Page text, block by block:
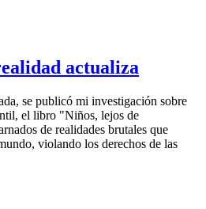
actualiza
se publicó mi investigación sobre
el libro "Niños, lejos de
de realidades brutales que
violando los derechos de las